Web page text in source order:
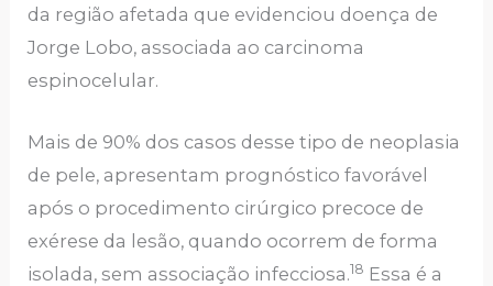
da região afetada que evidenciou doença de
Jorge Lobo, associada ao carcinoma
espinocelular.
Mais de 90% dos casos desse tipo de neoplasia
de pele, apresentam prognóstico favorável
após o procedimento cirúrgico precoce de
exérese da lesão, quando ocorrem de forma
isolada, sem associação infecciosa.18 Essa é a